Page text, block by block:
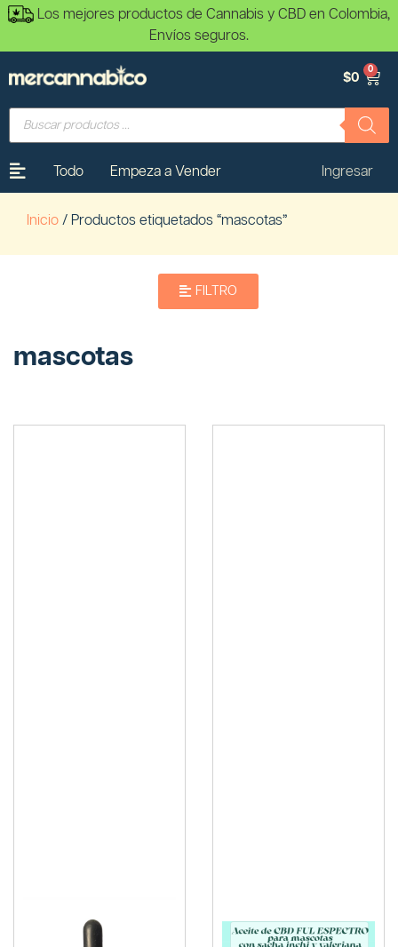
Los mejores productos de Cannabis y CBD en Colombia,
Envíos seguros.
$0
0
Todo Empeza a Vender Ingresar
Inicio / Productos etiquetados “mascotas”
FILTRO
mascotas